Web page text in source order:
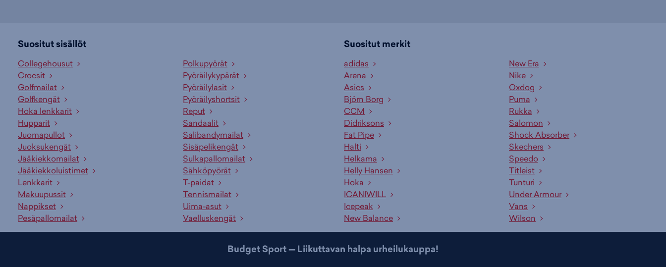
Suositut sisällöt
Collegehousut
Crocsit
Golfmailat
Golfkengät
Hoka lenkkarit
Hupparit
Juomapullot
Juoksukengät
Jääkiekkomailat
Jääkiekkoluistimet
Lenkkarit
Makuupussit
Nappikset
Pesäpallomailat
Polkupyörät
Pyöräilykypärät
Pyöräilylasit
Pyöräilyshortsit
Reput
Sandaalit
Salibandymailat
Sisäpelikengät
Sulkapallomailat
Sähköpyörät
T-paidat
Tennismailat
Uima-asut
Vaelluskengät
Suositut merkit
adidas
Arena
Asics
Björn Borg
CCM
Didriksons
Fat Pipe
Halti
Helkama
Helly Hansen
Hoka
ICANIWILL
Icepeak
New Balance
New Era
Nike
Oxdog
Puma
Rukka
Salomon
Shock Absorber
Skechers
Speedo
Titleist
Tunturi
Under Armour
Vans
Wilson
Budget Sport — Liikuttavan halpa urheilukauppa!